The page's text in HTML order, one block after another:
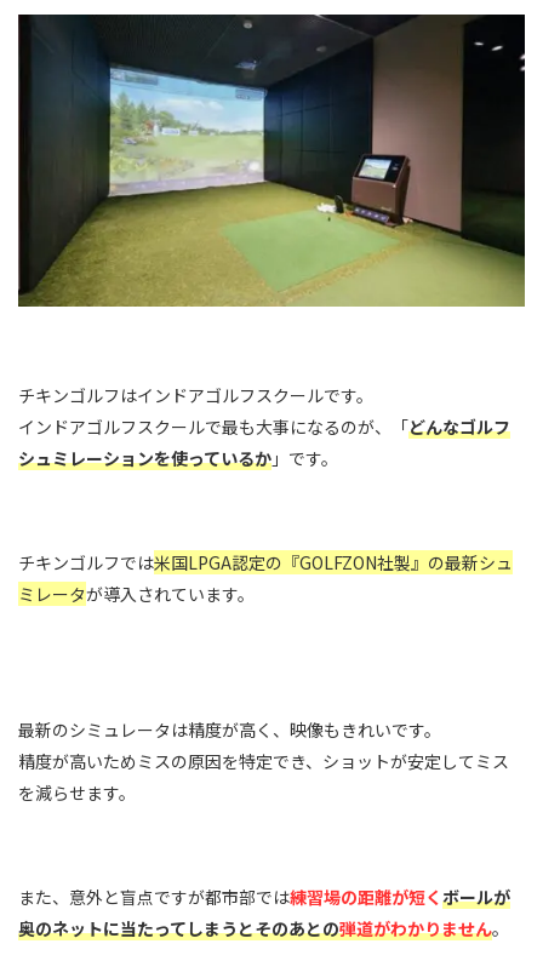
チキンゴルフはインドアゴルフスクールです。
インドアゴルフスクールで最も大事になるのが、「どんなゴルフ
シュミレーションを使っているか 」です。
チキンゴルフでは米国LPGA認定の『GOLFZON社製』の最新シュ
ミレータが導入されています。
最新のシミュレータは精度が高く、映像もきれいです。
精度が高いためミスの原因を特定でき、ショットが安定してミス
を減らせます。
また、意外と盲点ですが都市部では練習場の距離が短く ボールが
奥のネットに当たってしまうとそのあとの弾道がわかりません。